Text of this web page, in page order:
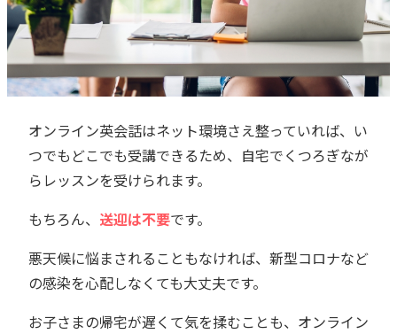
オンライン英会話はネット環境さえ整っていれば、い
つでもどこでも受講できるため、自宅でくつろぎなが
らレッスンを受けられます。
もちろん、 送迎は不要です。
悪天候に悩まされることもなければ、新型コロナなど
の感染を心配しなくても大丈夫です。
お子さまの帰宅が遅くて気を揉むことも、オンライン